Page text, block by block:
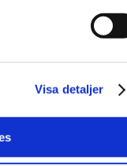
Visa detaljer
normalt inte av
anläggning så